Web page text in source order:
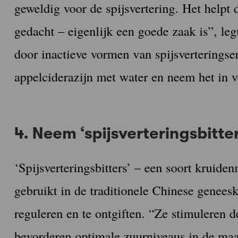
geweldig voor de spijsvertering. Het
gedacht – eigenlijk een goede zaak is”,
door inactieve vormen van
appelciderazijn met water en neem het in
4. Neem
‘Spijsverteringsbitters’ – een soort
gebruikt in de traditionele Chinese
reguleren en te ontgiften. “Ze stimuleren